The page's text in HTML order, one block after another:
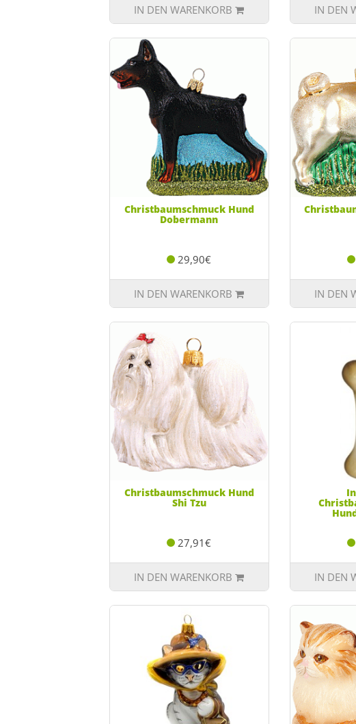
IN DEN WARENKORB IN DEN
Christbaumschmuck Hund
Dobermann
29,90€
IN DEN WARENKORB IN DEN
Christbaumschmuck Hund
Shi Tzu
27,91€
IN DEN WARENKORB IN DEN